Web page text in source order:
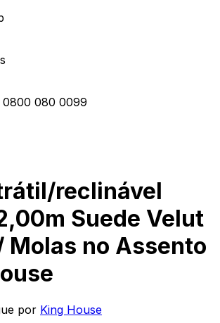
0800 080 0099
reclinável
Suede Velut
Molas no Assento
por King House